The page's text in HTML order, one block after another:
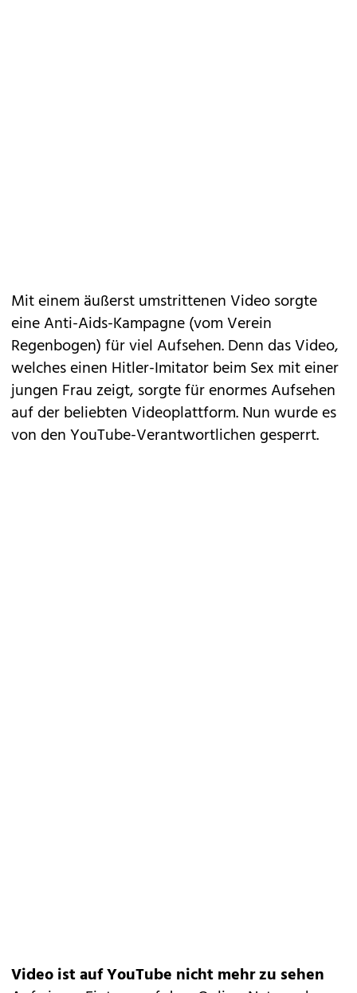
Mit einem äußerst umstrittenen Video sorgte
eine Anti-Aids-Kampagne (vom Verein
Regenbogen) für viel Aufsehen. Denn das Video,
welches einen Hitler-Imitator beim Sex mit einer
jungen Frau zeigt, sorgte für enormes Aufsehen
auf der beliebten Videoplattform. Nun wurde es
von den YouTube-Verantwortlichen gesperrt.
Video ist auf YouTube nicht mehr zu sehen